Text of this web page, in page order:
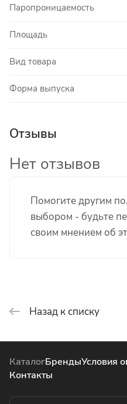
Паропроницаемость
Площадь
Вид товара
Форма выпуска
Отзывы
Помогите другим
выбором - будьте
своим мнением об
Нет отзывов
Назад к списку
КаталогБрендыУсловия
Контакты